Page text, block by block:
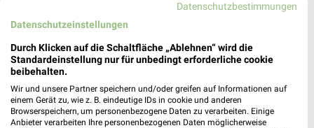
Heute
291,24 km • Angebote: 1 Prospekt
DEICHMANN Hannover
Georgstraße 20
30159 Hannover
Datenschutzbestimmungen
Datenschutzeinstellungen
Durch Klicken auf die Schaltfläche „Ablehnen“ wird die
Standardeinstellung nur für unbedingt erforderliche cookie
beibehalten.
Wir und unsere Partner speichern und/oder greifen auf Informationen auf
einem Gerät zu, wie z. B. eindeutige IDs in cookie und anderen
Browserspeichern, um personenbezogene Daten zu verarbeiten. Einige
Anbieter verarbeiten Ihre personenbezogenen Daten möglicherweise